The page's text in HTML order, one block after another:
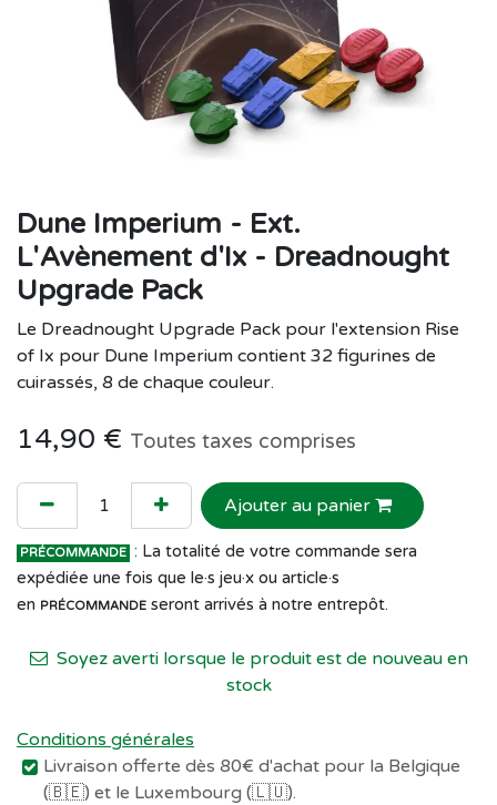
Dune Imperium - Ext.
L'Avènement d'Ix - Dreadnought
Upgrade Pack
Le Dreadnought Upgrade Pack pour l'extension Rise
of Ix pour Dune Imperium contient 32 figurines de
cuirassés, 8 de chaque couleur.
14,90 € Toutes taxes comprises
Ajouter au panier
PRÉCOMMANDE : La totalité de votre commande sera
expédiée une fois que le·s jeu·x ou article·s
en PRÉCOMMANDE seront arrivés à notre entrepôt.
Soyez averti lorsque le produit est de nouveau en
stock
Conditions générales
Livraison offerte dès 80€ d'achat pour la Belgique
(🇧🇪) et le Luxembourg (🇱🇺).